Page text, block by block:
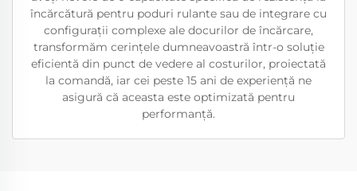
încărcătură pentru poduri rulante sau de integrare cu
configurații complexe ale docurilor de încărcare,
transformăm cerințele dumneavoastră într-o soluție
eficientă din punct de vedere al costurilor, proiectată
la comandă, iar cei peste 15 ani de experiență ne
asigură că aceasta este optimizată pentru
performanță.